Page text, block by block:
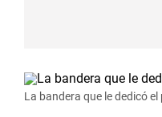
La bandera que le dedicó